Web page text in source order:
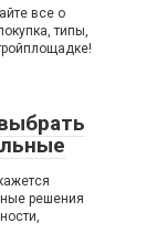
все о
типы,
решения